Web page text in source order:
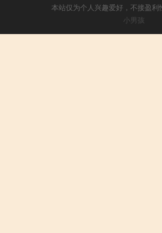
本站仅为个人兴趣爱好，不接盈利
小男孩